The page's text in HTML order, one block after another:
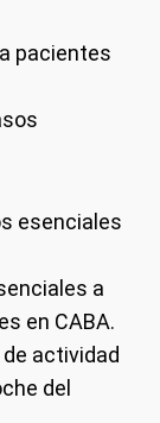
pacientes
esenciales
a
en CABA.
actividad
del